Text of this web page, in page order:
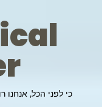
כי לפני הכל,